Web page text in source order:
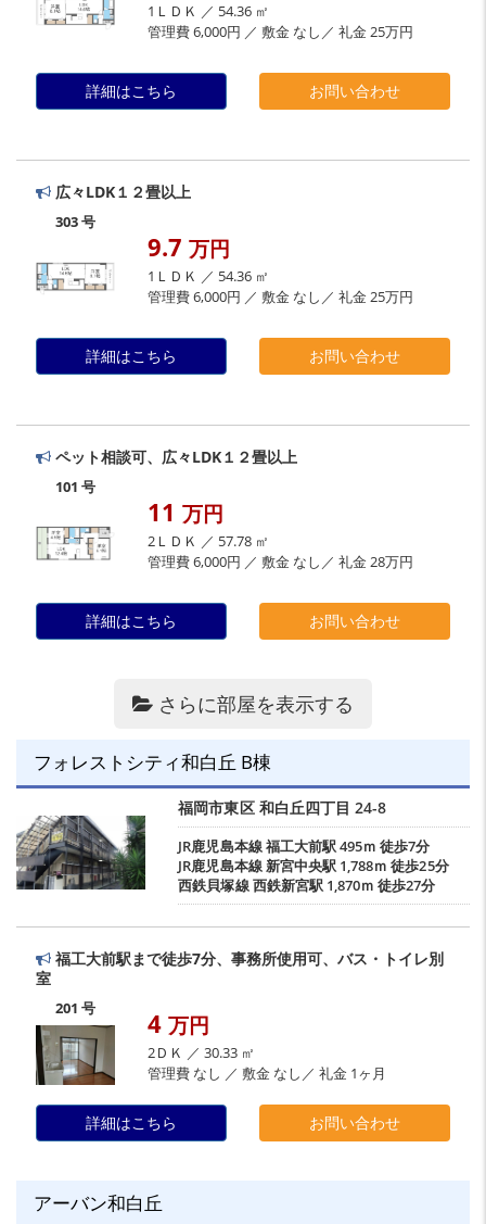
1ＬＤＫ ／ 54.36 ㎡
管理費 6,000円 ／ 敷金 なし／ 礼金 25万円
詳細はこちら お問い合わせ
広々LDK１２畳以上
303 号
9.7 万円
1ＬＤＫ ／ 54.36 ㎡
管理費 6,000円 ／ 敷金 なし／ 礼金 25万円
詳細はこちら お問い合わせ
ペット相談可、広々LDK１２畳以上
101 号
11 万円
2ＬＤＫ ／ 57.78 ㎡
管理費 6,000円 ／ 敷金 なし／ 礼金 28万円
詳細はこちら お問い合わせ
さらに部屋を表示する
フォレストシティ和白丘 B棟
福岡市東区 和白丘四丁目 24-8
JR鹿児島本線福工大前駅495ｍ 徒歩7分
JR鹿児島本線新宮中央駅1,788ｍ 徒歩25分
西鉄貝塚線西鉄新宮駅1,870ｍ 徒歩27分
福工大前駅まで徒歩7分、事務所使用可、バス・トイレ別
室
201 号 4 万円
2ＤＫ ／ 30.33 ㎡
管理費 なし ／ 敷金 なし／ 礼金 1ヶ月
詳細はこちら お問い合わせ
アーバン和白丘